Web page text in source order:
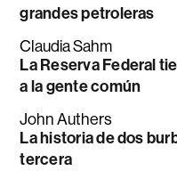
grandes petroleras
Claudia Sahm
La Reserva Federal
a la gente común
John Authers
La historia de dos
tercera